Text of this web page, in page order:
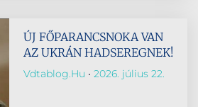
ÚJ FŐPARANCSNOKA VAN
AZ UKRÁN HADSEREGNEK!
Vdtablog.hu 2026. július 22.